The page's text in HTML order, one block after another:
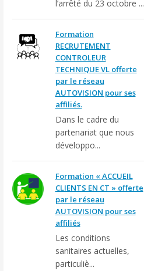
l’arrêté du 23 octobre ...
Formation
RECRUTEMENT
CONTROLEUR
TECHNIQUE VL offerte
par le réseau
AUTOVISION pour ses
affiliés.
Dans le cadre du
partenariat que nous
développo...
Formation « ACCUEIL
CLIENTS EN CT » offerte
par le réseau
AUTOVISION pour ses
affiliés
Les conditions
sanitaires actuelles,
particuliè...